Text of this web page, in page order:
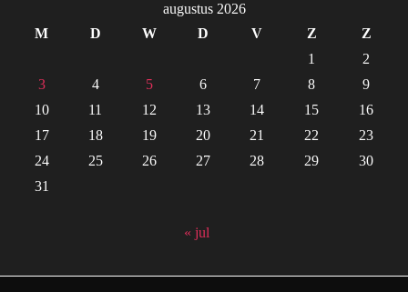
augustus 2026
M
D W D V Z
Z
1
2
3
4 5 6 7 8
9
10
11 12 13 14 15
16
17
18 19 20 21 22
23
24
25 26 27 28 29
30
31
« jul